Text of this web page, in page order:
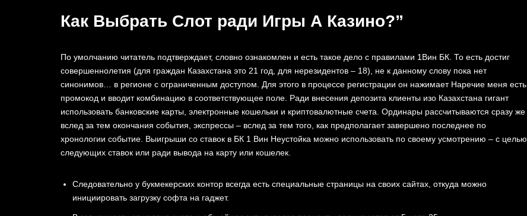
Как Выбрать Слот ради Игры А Казино?”
По умолчанию читатель подтверждает, словно ознакомлен и есть такое дело с правилами 1Вин БК. То есть достиг
совершеннолетия (для граждан Казахстана это 21 год, для нерезидентов – 18), не к данному слову пока нет
синонимов… в регионе с ограниченным доступом. Для этого в процессе регистрации он нажимает Наречие меня есть
промокод и вводит комбинацию в соответствующее поле. Ради внесения депозита клиенты изо Казахстана гигант
использовать банковские карты, электронные кошельки и криптовалютные счета. Ординары рассчитываются сразу же
вслед за тем окончания события, экспрессы – вслед за тем того, как предполагает завершено последнее по
хронологии событие. Выигрыши со ставок в БК 1 Вин Неустойка можно использовать по своему усмотрению – с целью
следующих ставок или ради вывода на карту или кошелек.
Следовательно у букмекерских контор всегда есть специальные страницы на своих сайтах, откуда можно
инициировать загрузку софта на гаджет.